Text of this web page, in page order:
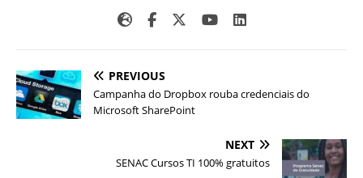
PREVIOUS
Campanha do Dropbox rouba credenciais do
Microsoft SharePoint
NEXT
SENAC Cursos TI 100% gratuitos